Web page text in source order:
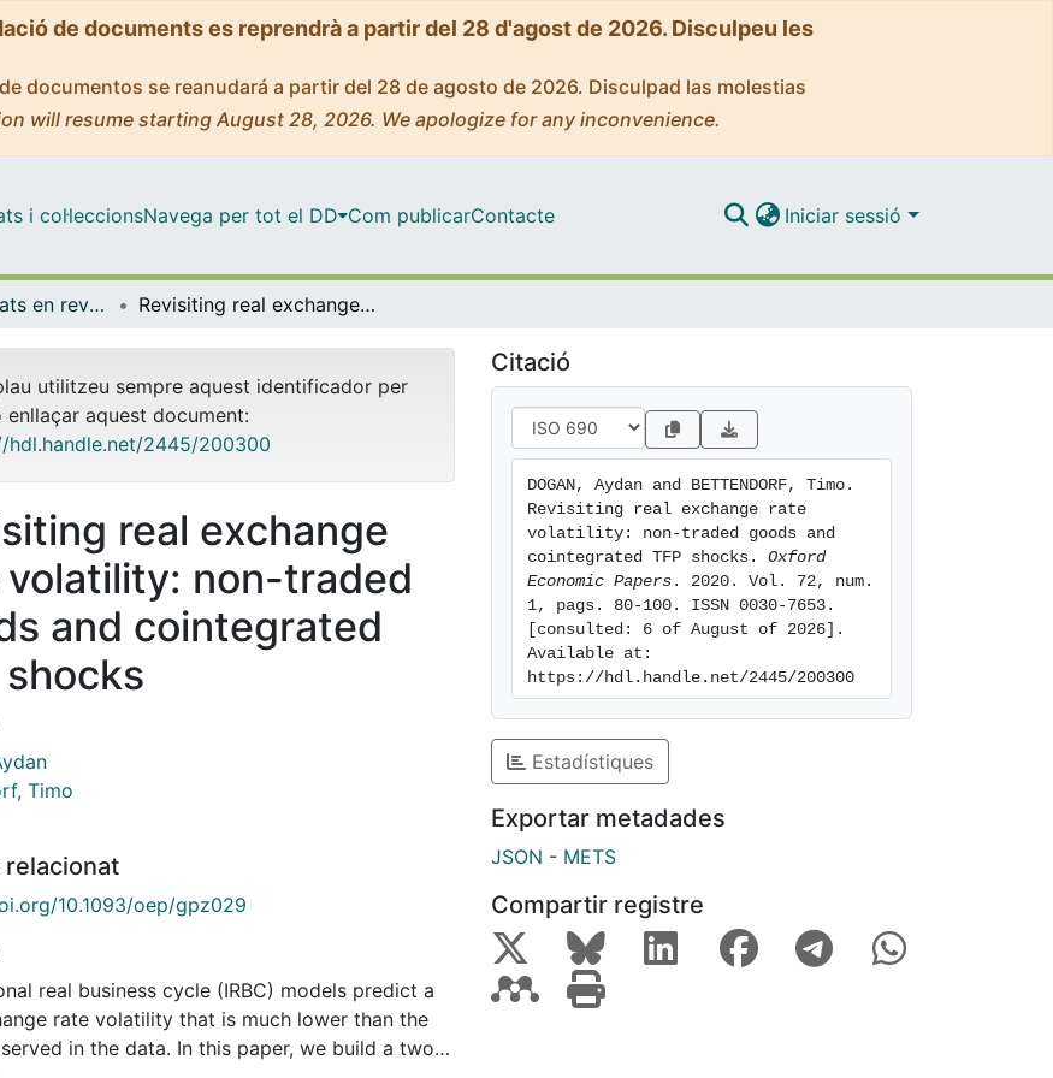
de documents es reprendrà a partir del 28 d'agost de 2026. Disculpeu les
documentos se reanudará a partir del 28 de agosto de 2026. Disculpad las molestias
will resume starting August 28, 2026. We apologize for any inconvenience.
i col·leccionsNavega per tot el DD Com publicarContacte Iniciar sessió
Articles publicats en revistes (Economia) Revisiting real exchange rate volatility: non-traded goods and cointegrated TFP shocks
utilitzeu sempre aquest identificador per
enllaçar aquest document:
hdl.handle.net/2445/200300
real exchange
volatility: non-traded
and cointegrated
shocks
Timo
relacionat
10.1093/oep/gpz029
real business cycle (IRBC) models predict a
rate volatility that is much lower than the
in the data. In this paper, we build a two-
Citació
DOGAN, Aydan and BETTENDORF, Timo.
Revisiting real exchange rate
volatility: non-traded goods and
cointegrated TFP shocks. Oxford
Economic Papers . 2020. Vol. 72, num.
1, pags. 80-100. ISSN 0030-7653.
[consulted: 6 of August of 2026].
Available at:
https://hdl.handle.net/2445/200300
Estadístiques
Exportar metadades
JSON - METS
Compartir registre